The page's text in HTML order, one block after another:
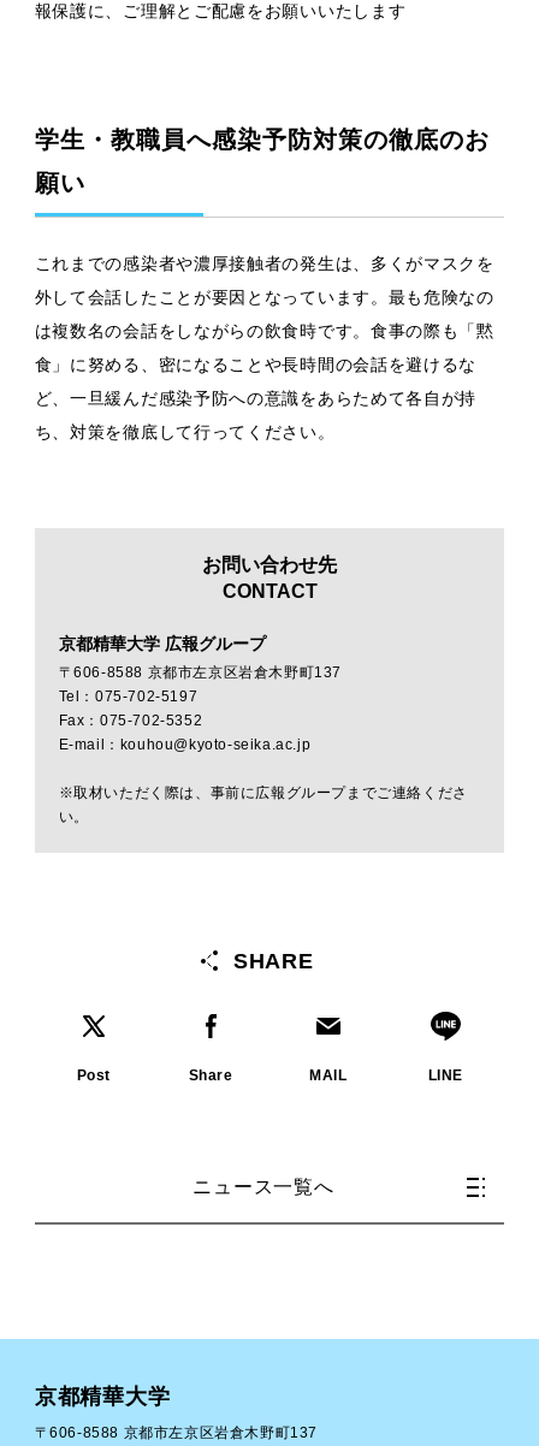
報保護に、ご理解とご配慮をお願いいたします
学生・教職員へ感染予防対策の徹底のお
願い
これまでの感染者や濃厚接触者の発生は、多くがマスクを
外して会話したことが要因となっています。最も危険なの
は複数名の会話をしながらの飲食時です。食事の際も「黙
食」に努める、密になることや長時間の会話を避けるな
ど、一旦緩んだ感染予防への意識をあらためて各自が持
ち、対策を徹底して行ってください。
お問い合わせ先
CONTACT
京都精華大学 広報グループ
〒606-8588 京都市左京区岩倉木野町137
Tel：075-702-5197
Fax：075-702-5352
E-mail：kouhou@kyoto-seika.ac.jp
※取材いただく際は、事前に広報グループまでご連絡くださ
い。
SHARE
Post Share MAIL LINE
ニュース一覧へ
京都精華大学
〒606-8588 京都市左京区岩倉木野町137